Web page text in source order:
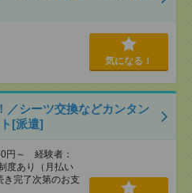
気になる！
／シーツ交換などカンタン
[派遣]
円～ 経験者：
度あり（月払い
完了次第のお支